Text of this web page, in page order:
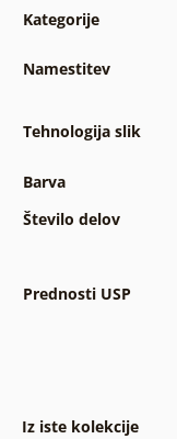
Kategorije
Namestitev
Tehnologija slik
Barva
Število delov
Prednosti USP
Iz iste kolekcije